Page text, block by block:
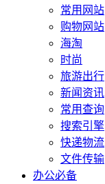
常用网站
购物网站
海淘
时尚
旅游出行
新闻资讯
常用查询
搜索引擎
快递物流
文件传输
办公必备